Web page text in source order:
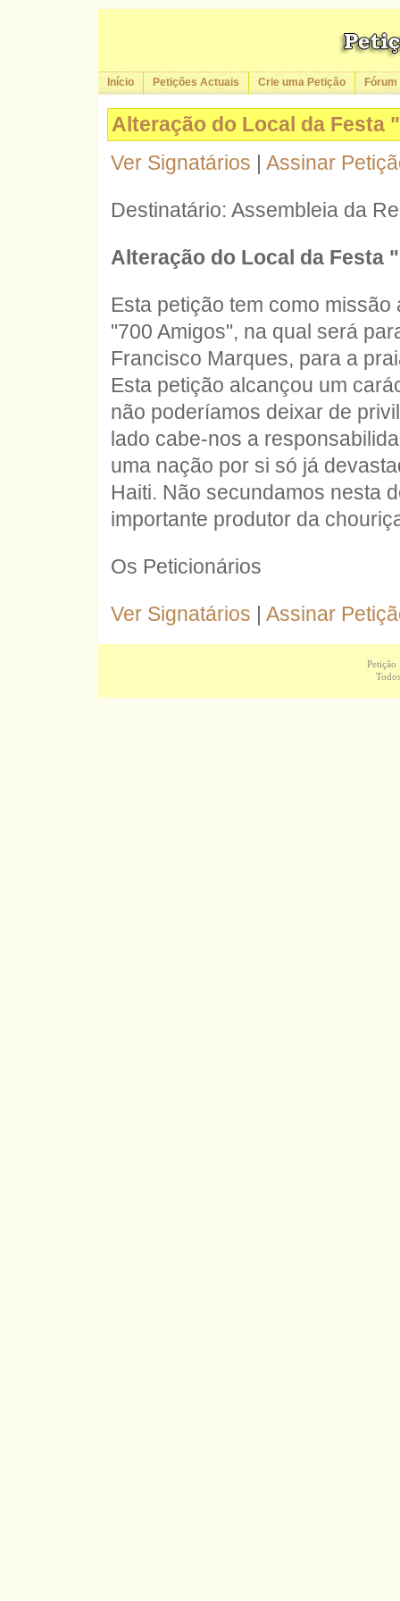
Início Petições Actuais Crie uma Petição Fórum
Alteração do Local da Festa
Ver Signatários | Assinar
Destinatário: Assembleia da
Alteração do Local da Festa
Esta petição tem como
"700 Amigos", na qual será
Francisco Marques, para a
Esta petição alcançou um
não poderíamos deixar de
lado cabe-nos a
uma nação por si só já
Haiti. Não secundamos nesta
importante produtor da
Os Peticionários
Ver Signatários | Assinar
Petição